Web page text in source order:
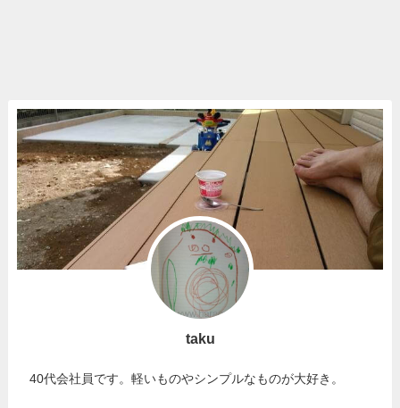
taku
40代会社員です。軽いものやシンプルなものが大好き。